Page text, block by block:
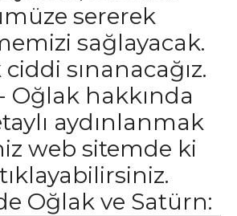
sererek
sağlayacak.
sınanacağız.
Oğlak hakkında
aydınlanmak
web sitemde ki
Oğlak ve Satürn: